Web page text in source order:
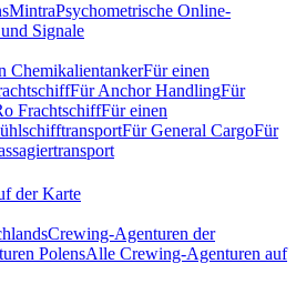
MintraPsychometrische Online-
Signale
ChemikalientankerFür einen
Für Anchor HandlingFür
FrachtschiffFür einen
Für General CargoFür
der Karte
Crewing-Agenturen der
PolensAlle Crewing-Agenturen auf